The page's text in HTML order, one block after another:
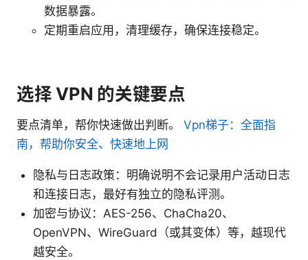
数据暴露。
定期重启应用，清理缓存，确保连接稳定。
选择 VPN 的关键要点
要点清单，帮你快速做出判断。 Vpn梯子：全面指
南，帮助你安全、快速地上网
隐私与日志政策：明确说明不会记录用户活动日志
和连接日志，最好有独立的隐私评测。
加密与协议：AES-256、ChaCha20、
OpenVPN、WireGuard（或其变体）等，越现代
越安全。